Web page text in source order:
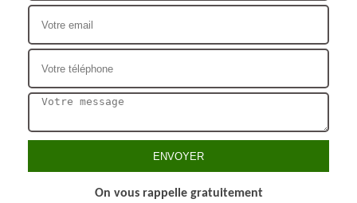
On vous rappelle gratuitement